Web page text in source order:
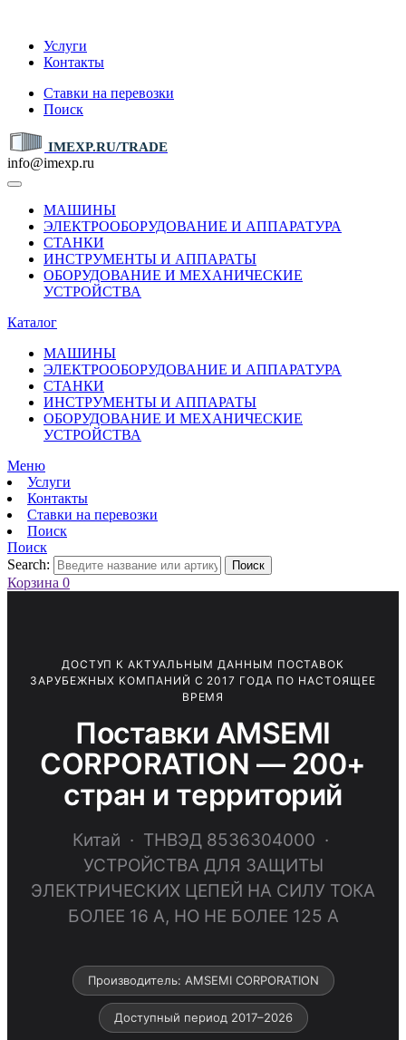
Услуги
Контакты
Ставки на перевозки
Поиск
IMEXP.RU/TRADE
info@imexp.ru
МАШИНЫ
ЭЛЕКТРООБОРУДОВАНИЕ И АППАРАТУРА
СТАНКИ
ИНСТРУМЕНТЫ И АППАРАТЫ
ОБОРУДОВАНИЕ И МЕХАНИЧЕСКИЕ
УСТРОЙСТВА
Каталог
МАШИНЫ
ЭЛЕКТРООБОРУДОВАНИЕ И АППАРАТУРА
СТАНКИ
ИНСТРУМЕНТЫ И АППАРАТЫ
ОБОРУДОВАНИЕ И МЕХАНИЧЕСКИЕ
УСТРОЙСТВА
Меню
Услуги
Контакты
Ставки на перевозки
Поиск
Поиск
Search:
Поиск
Корзина 0
ДОСТУП К АКТУАЛЬНЫМ ДАННЫМ ПОСТАВОК
ЗАРУБЕЖНЫХ КОМПАНИЙ С 2017 ГОДА ПО НАСТОЯЩЕЕ
ВРЕМЯ
Поставки AMSEMI
CORPORATION — 200+
стран и территорий
Китай · ТНВЭД 8536304000 ·
УСТРОЙСТВА ДЛЯ ЗАЩИТЫ
ЭЛЕКТРИЧЕСКИХ ЦЕПЕЙ НА СИЛУ ТОКА
БОЛЕЕ 16 А, НО НЕ БОЛЕЕ 125 А
Производитель: AMSEMI CORPORATION
Доступный период 2017–2026